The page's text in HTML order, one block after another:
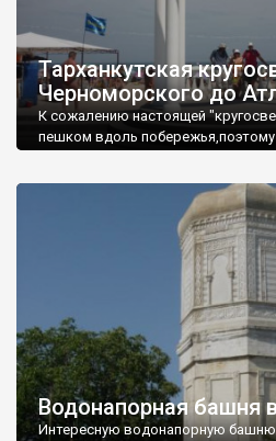
Тарханкутская
Черноморского до
К сожалению настоящей
пешком вдоль
Водонапорная башня
Интересную водонапорную